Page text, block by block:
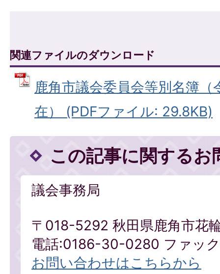
関連ファイルのダウンロード
鹿角市議会委員会等別名簿
在） (PDFファイル: 29.8KB)
この記事に関するお
議会事務局
〒018-5292 秋田県鹿角市花
電話:0186-30-0280 ファッ
お問い合わせはこちらから